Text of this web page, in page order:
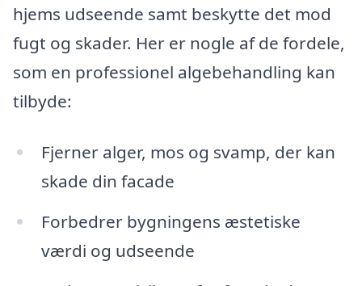
hjems udseende samt beskytte det mod
fugt og skader. Her er nogle af de fordele,
som en professionel algebehandling kan
tilbyde:
Fjerner alger, mos og svamp, der kan
skade din facade
Forbedrer bygningens æstetiske
værdi og udseende